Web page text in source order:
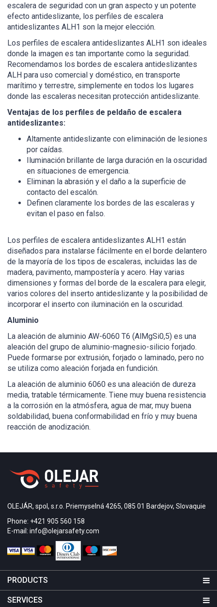
escalera de seguridad con un gran aspecto y un potente
efecto antideslizante, los perfiles de escalera
antideslizantes ALH1 son la mejor elección.
Los perfiles de escalera antideslizantes ALH1 son ideales
donde la imagen es tan importante como la seguridad.
Recomendamos los bordes de escalera antideslizantes
ALH para uso comercial y doméstico, en transporte
marítimo y terrestre, simplemente en todos los lugares
donde las escaleras necesitan protección antideslizante.
Ventajas de los perfiles de peldaño de escalera
antideslizantes:
Altamente antideslizante con eliminación de lesiones
por caídas.
Iluminación brillante de larga duración en la oscuridad
en situaciones de emergencia.
Eliminan la abrasión y el daño a la superficie de
contacto del escalón.
Definen claramente los bordes de las escaleras y
evitan el paso en falso.
Los perfiles de escalera antideslizantes ALH1 están
diseñados para instalarse fácilmente en el borde delantero
de la mayoría de los tipos de escaleras, incluidas las de
madera, pavimento, mampostería y acero. Hay varias
dimensiones y formas del borde de la escalera para elegir,
varios colores del inserto antideslizante y la posibilidad de
incorporar el inserto con iluminación en la oscuridad.
Aluminio
La aleación de aluminio AW-6060 T6 (AlMgSi0,5) es una
aleación del grupo de aluminio-magnesio-silicio forjado.
Puede formarse por extrusión, forjado o laminado, pero no
se utiliza como aleación forjada en fundición.
La aleación de aluminio 6060 es una aleación de dureza
media, tratable térmicamente. Tiene muy buena resistencia
a la corrosión en la atmósfera, agua de mar, muy buena
soldabilidad, buena conformabilidad en frío y muy buena
reacción de anodización.
OLEJÁR, spol, s.r.o. Priemyselná 4265, 085 01 Bardejov, Slovaquie
Phone: +421 905 560 158
E-mail: info@olejarsafety.com
PRODUCTS
SERVICES